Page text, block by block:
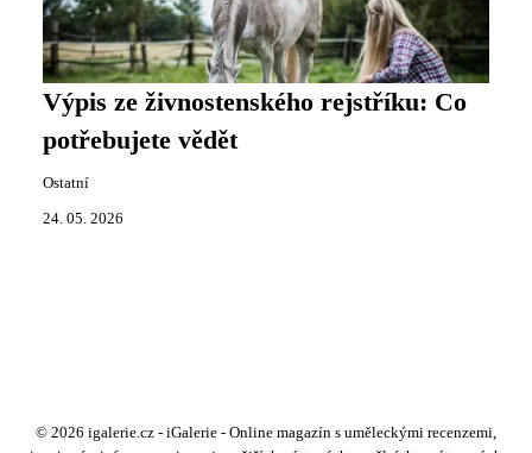
Výpis ze živnostenského rejstříku: Co
potřebujete vědět
Ostatní
24. 05. 2026
© 2026 igalerie.cz - iGalerie - Online magazín s uměleckými recenzemi,